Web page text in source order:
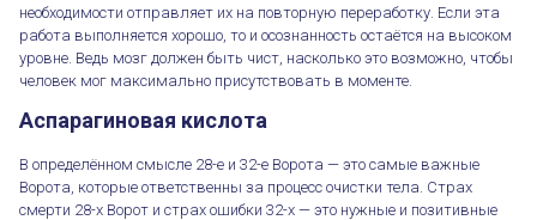
необходимости отправляет их на повторную переработку. Если эта
работа выполняется хорошо, то и осознанность остаётся на высоком
уровне. Ведь мозг должен быть чист, насколько это возможно, чтобы
человек мог максимально присутствовать в моменте.
Аспарагиновая кислота
В определённом смысле 28-е и 32-е Ворота — это самые важные
Ворота, которые ответственны за процесс очистки тела. Страх
смерти 28-х Ворот и страх ошибки 32-х — это нужные и позитивные